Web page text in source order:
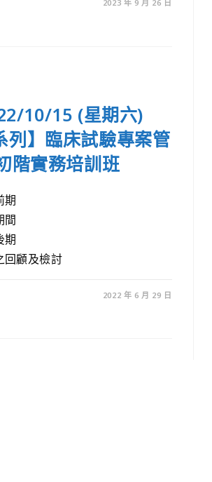
2023 年 9 月 26 日
10/15 (星期六)
列】臨床試驗專案管
階實務培訓班
期
間
期
回顧及檢討
2022 年 6 月 29 日